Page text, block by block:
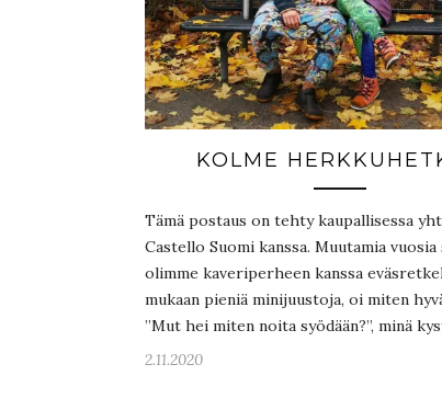
KOLME
Tämä postaus on tehty kaupallisessa
Castello Suomi kanssa. Muutamia
olimme kaveriperheen kanssa
mukaan pieniä minijuustoja, oi miten
”Mut hei miten noita syödään?”, minä
2.11.2020